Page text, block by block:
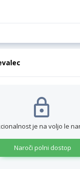
je na voljo le
Naroči polni dostop